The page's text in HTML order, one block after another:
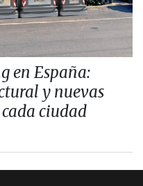
en España:
y nuevas
ciudad